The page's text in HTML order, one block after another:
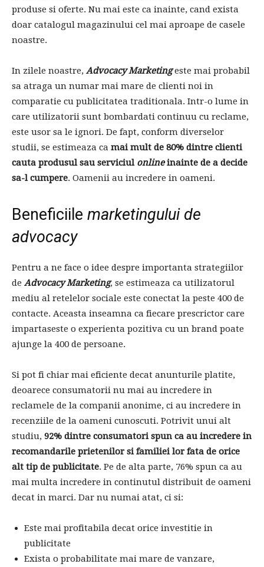
produse si oferte. Nu mai este ca inainte, cand exista
doar catalogul magazinului cel mai aproape de casele
noastre.
In zilele noastre, Advocacy Marketing este mai probabil
sa atraga un numar mai mare de clienti noi in
comparatie cu publicitatea traditionala. Intr-o lume in
care utilizatorii sunt bombardati continuu cu reclame,
este usor sa le ignori. De fapt, conform diverselor
studii, se estimeaza ca mai mult de 80% dintre clienti
cauta produsul sau serviciul onlineinainte de a decide
sa-l cumpere. Oamenii au incredere in oameni.
Beneficiile marketingului de
advocacy
Pentru a ne face o idee despre importanta strategiilor
de Advocacy Marketing, se estimeaza ca utilizatorul
mediu al retelelor sociale este conectat la peste 400 de
contacte. Aceasta inseamna ca fiecare prescrictor care
impartaseste o experienta pozitiva cu un brand poate
ajunge la 400 de persoane.
Si pot fi chiar mai eficiente decat anunturile platite,
deoarece consumatorii nu mai au incredere in
reclamele de la companii anonime, ci au incredere in
recenziile de la oameni cunoscuti. Potrivit unui alt
studiu, 92% dintre consumatori spun ca au incredere in
recomandarile prietenilor si familiei lor fata de orice
alt tip de publicitate. Pe de alta parte, 76% spun ca au
mai multa incredere in continutul distribuit de oameni
decat in ​​marci. Dar nu numai atat, ci si:
Este mai profitabila decat orice investitie in
publicitate
Exista o probabilitate mai mare de vanzare,